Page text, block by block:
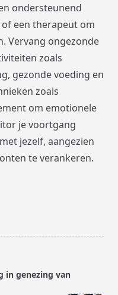
ondersteunend
een therapeut om
Vervang ongezonde
zoals
gezonde voeding en
zoals
om emotionele
je voortgang
jezelf, aangezien
te verankeren.
in genezing van